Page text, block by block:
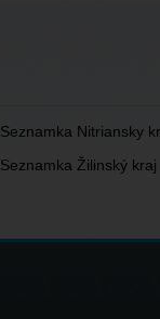
Seznamka Nitriansky
Seznamka Žilinský kraj